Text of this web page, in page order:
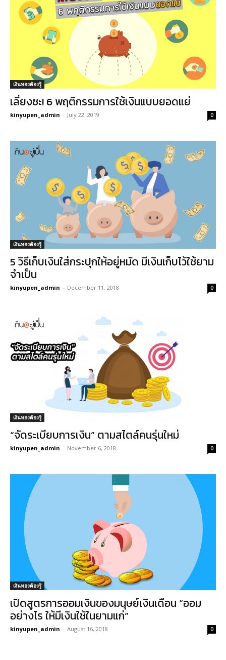
เงินทองต้องรู้
เลี่ยงซะ! 6 พฤติกรรมการใช้เงินแบบยอดแย่
kinyupen_admin - July 22, 2019 0
เงินทองต้องรู้
5 วิธีเก็บเงินใส่กระปุกให้อยู่หมัด มีเงินเก็บไว้ใช้ยาม
จำเป็น
kinyupen_admin - December 11, 2018 0
เงินทองต้องรู้
“จัดระเบียบการเงิน” ตามสไตล์คนรุ่นใหม่
kinyupen_admin - November 6, 2018 0
เงินทองต้องรู้
เปิดสูตรการออมเงินของมนุษย์เงินเดือน “ออม
อย่างไร ให้มีเงินใช้ในยามแก่”
kinyupen_admin - August 16, 2018 0